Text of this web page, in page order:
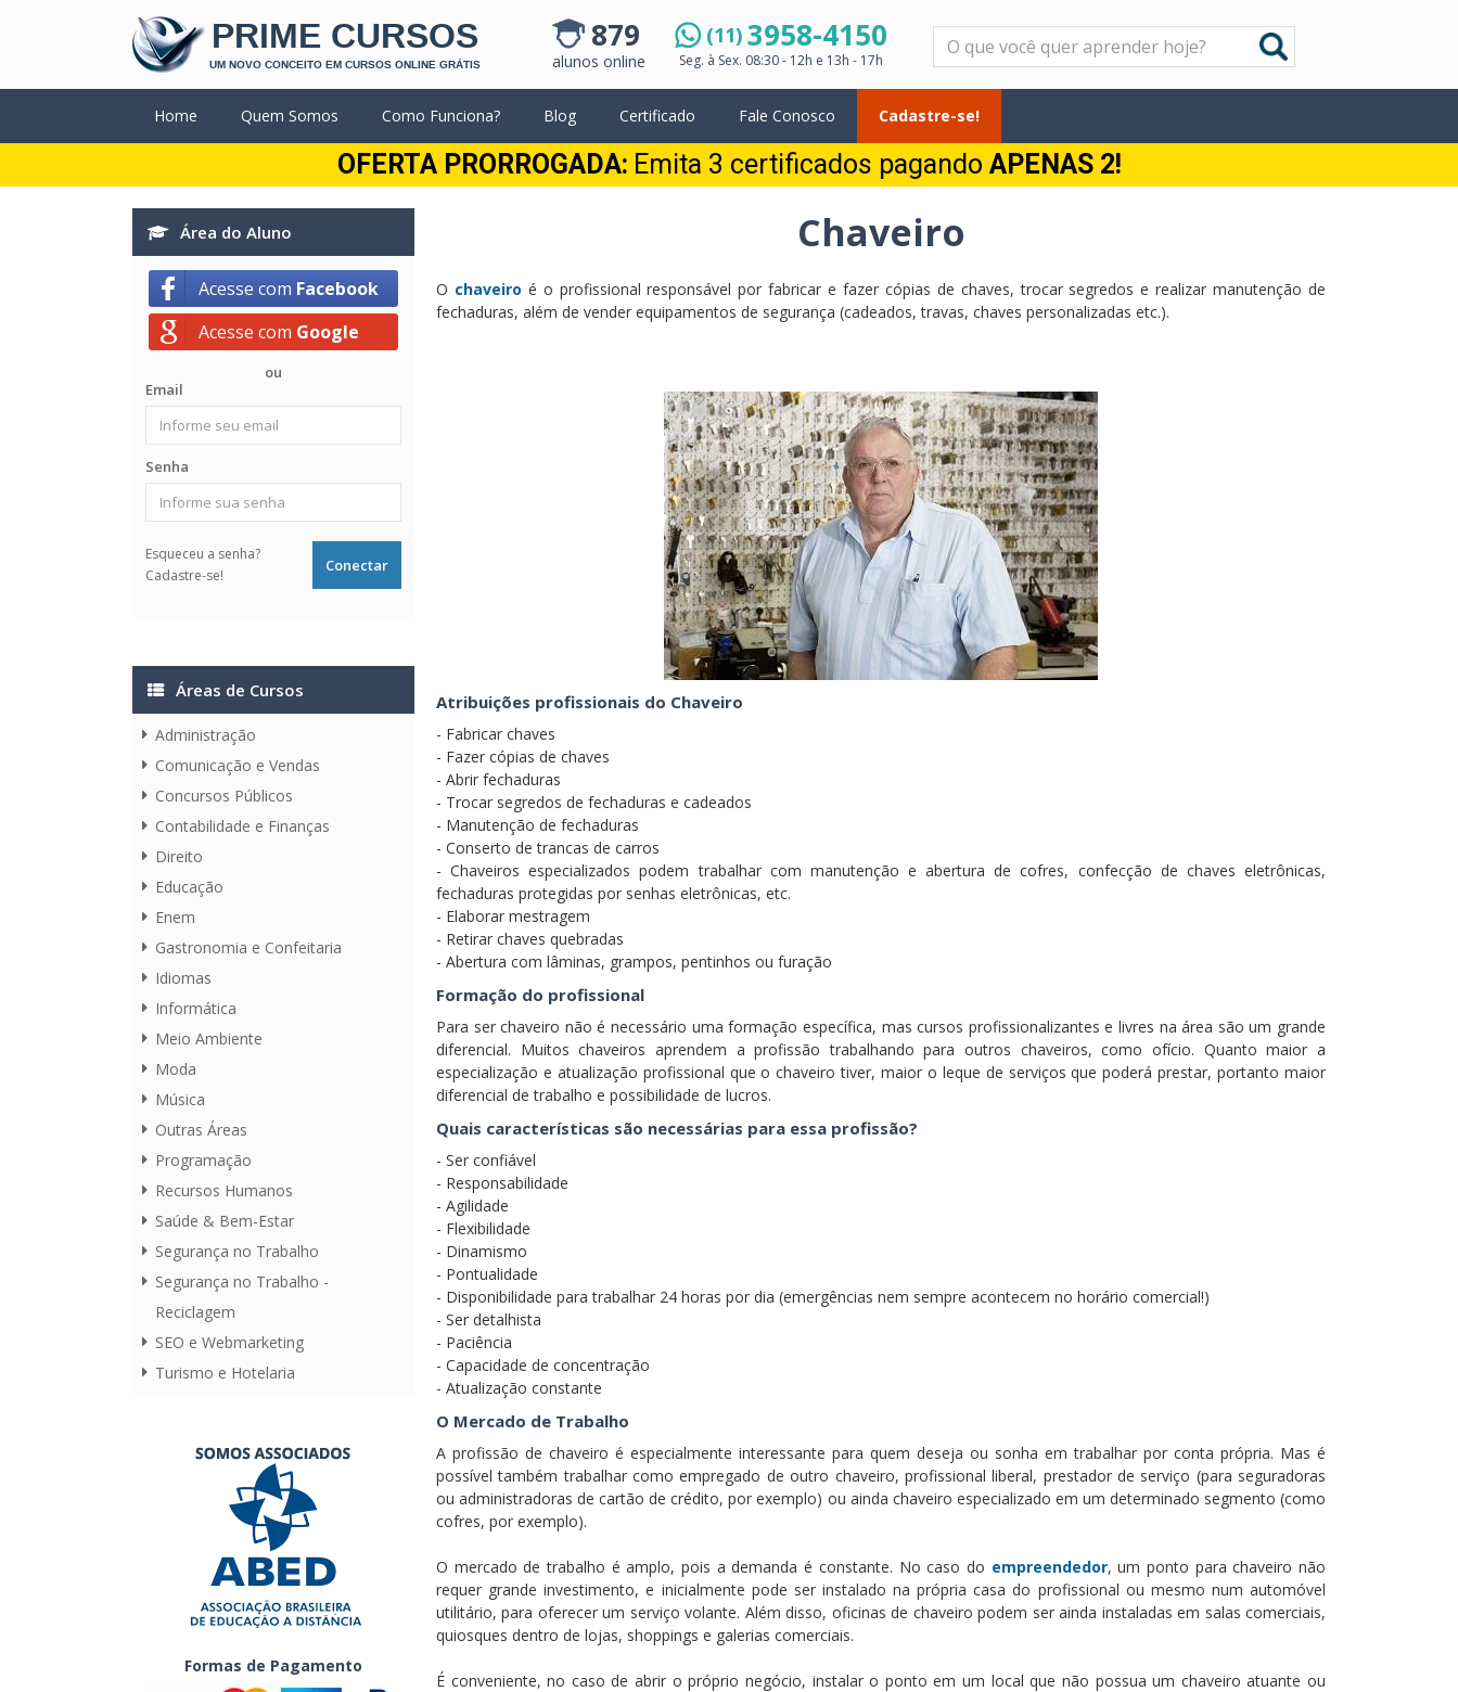
PRIME CURSOS
UM NOVO CONCEITO EM CURSOS ONLINE GRÁTIS
879
alunos online
(11)3958-4150
Seg. à Sex. 08:30 - 12h e 13h - 17h
Pesquisar
Home Quem Somos Como Funciona? Blog Certificado Fale Conosco Cadastre-se!
OFERTA PRORROGADA: Emita 3 certificados pagando APENAS 2!
Área do Aluno
Acesse com Facebook
Acesse com Google
ou
Email
Senha
Esqueceu a senha?
Cadastre-se!
Áreas de Cursos
Administração
Comunicação e Vendas
Concursos Públicos
Contabilidade e Finanças
Direito
Educação
Enem
Gastronomia e Confeitaria
Idiomas
Informática
Meio Ambiente
Moda
Música
Outras Áreas
Programação
Recursos Humanos
Saúde & Bem-Estar
Segurança no Trabalho
Segurança no Trabalho -
Reciclagem
SEO e Webmarketing
Turismo e Hotelaria
Formas de Pagamento
Chaveiro
O chaveiro é o profissional responsável por fabricar e fazer cópias de chaves, trocar segredos e realizar manutenção de
fechaduras, além de vender equipamentos de segurança (cadeados, travas, chaves personalizadas etc.).
Atribuições profissionais do Chaveiro
- Fabricar chaves
- Fazer cópias de chaves
- Abrir fechaduras
- Trocar segredos de fechaduras e cadeados
- Manutenção de fechaduras
- Conserto de trancas de carros
- Chaveiros especializados podem trabalhar com manutenção e abertura de cofres, confecção de chaves eletrônicas,
fechaduras protegidas por senhas eletrônicas, etc.
- Elaborar mestragem
- Retirar chaves quebradas
- Abertura com lâminas, grampos, pentinhos ou furação
Formação do profissional
Para ser chaveiro não é necessário uma formação específica, mas cursos profissionalizantes e livres na área são um grande
diferencial. Muitos chaveiros aprendem a profissão trabalhando para outros chaveiros, como ofício. Quanto maior a
especialização e atualização profissional que o chaveiro tiver, maior o leque de serviços que poderá prestar, portanto maior
diferencial de trabalho e possibilidade de lucros.
Quais características são necessárias para essa profissão?
- Ser confiável
- Responsabilidade
- Agilidade
- Flexibilidade
- Dinamismo
- Pontualidade
- Disponibilidade para trabalhar 24 horas por dia (emergências nem sempre acontecem no horário comercial!)
- Ser detalhista
- Paciência
- Capacidade de concentração
- Atualização constante
O Mercado de Trabalho
A profissão de chaveiro é especialmente interessante para quem deseja ou sonha em trabalhar por conta própria. Mas é
possível também trabalhar como empregado de outro chaveiro, profissional liberal, prestador de serviço (para seguradoras
ou administradoras de cartão de crédito, por exemplo) ou ainda chaveiro especializado em um determinado segmento (como
cofres, por exemplo).
O mercado de trabalho é amplo, pois a demanda é constante. No caso do empreendedor, um ponto para chaveiro não
requer grande investimento, e inicialmente pode ser instalado na própria casa do profissional ou mesmo num automóvel
utilitário, para oferecer um serviço volante. Além disso, oficinas de chaveiro podem ser ainda instaladas em salas comerciais,
quiosques dentro de lojas, shoppings e galerias comerciais.
É conveniente, no caso de abrir o próprio negócio, instalar o ponto em um local que não possua um chaveiro atuante ou